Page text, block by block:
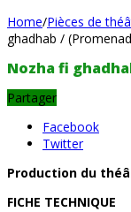
Home/Pièces de
ghadhab /
Nozha fi
Partager
Facebook
Twitter
Production du
FICHE TECHNIQUE